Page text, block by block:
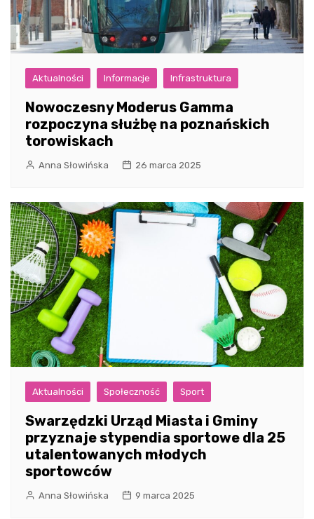
Aktualności Informacje Infrastruktura
Nowoczesny Moderus Gamma
rozpoczyna służbę na poznańskich
torowiskach
Anna Słowińska 26 marca 2025
Aktualności Społeczność Sport
Swarzędzki Urząd Miasta i Gminy
przyznaje stypendia sportowe dla 25
utalentowanych młodych
sportowców
Anna Słowińska 9 marca 2025